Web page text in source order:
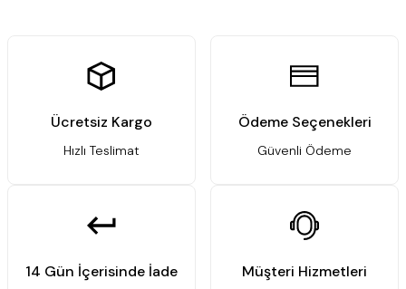
Ücretsiz Kargo
Hızlı Teslimat
Ödeme Seçenekleri
Güvenli Ödeme
14 Gün İçerisinde İade Müşteri Hizmetleri